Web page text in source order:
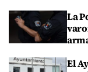
La
El